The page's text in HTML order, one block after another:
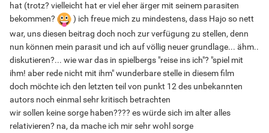
hat (trotz? vielleicht hat er viel eher ärger mit seinem parasiten
bekommen?
) ich freue mich zu mindestens, dass Hajo so nett
war, uns diesen beitrag doch noch zur verfügung zu stellen, denn
nun können mein parasit und ich auf völlig neuer grundlage... ähm..
diskutieren?... wie war das in spielbergs "reise ins ich"? "spiel mit
ihm! aber rede nicht mit ihm" wunderbare stelle in diesem film
doch möchte ich den letzten teil von punkt 12 des unbekannten
autors noch einmal sehr kritisch betrachten
wir sollen keine sorge haben???? es würde sich im alter alles
relativieren? na, da mache ich mir sehr wohl sorge